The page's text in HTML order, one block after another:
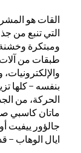
القات هو
التي تنبع من
ومبتكرة
طبقات من آلات
بنفسه − كلها
الحركة، من
ماتان كاسبي
جالؤور ييفيت
ايال الوهاب −